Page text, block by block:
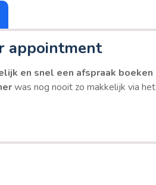
appointment
en snel een afspraak boeken
was nog nooit zo makkelijk via het